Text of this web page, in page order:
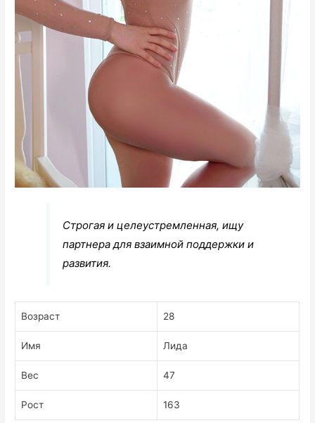
Строгая и целеустремленная, ищу
партнера для взаимной поддержки и
развития.
Возраст 28
Имя Лида
Вес 47
Рост 163